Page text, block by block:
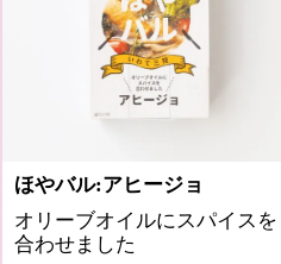
ほやバル:アヒージョ
オリーブオイルにスパイスを
合わせました